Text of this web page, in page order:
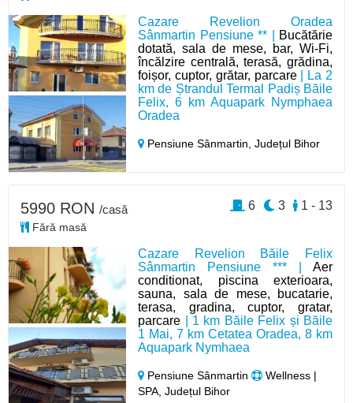
Cazare Revelion Oradea
Sânmartin Pensiune ** |
Bucătărie
dotată, sala de mese, bar, Wi-Fi,
încălzire centrală, terasă, grădina,
foișor, cuptor, grătar, parcare| La 2
km de Ștrandul Termal Padiș Băile
Felix, 6 km Aquapark Nymphaea
Oradea
Pensiune Sânmartin,Județul Bihor
Cazare Revelion Băile Felix
Sânmartin Pensiune *** | Aer
conditionat, piscina exterioara,
sauna, sala de mese, bucatarie,
terasa, gradina, cuptor, gratar,
parcare | 1 km Băile Felix și Băile
1 Mai, 7 km Cetatea Oradea, 8 km
Aquapark Nymhaea
Pensiune Sânmartin
Wellness |
SPA, Județul Bihor
5990 RON /casă
Fără masă
1 - 13
3
6